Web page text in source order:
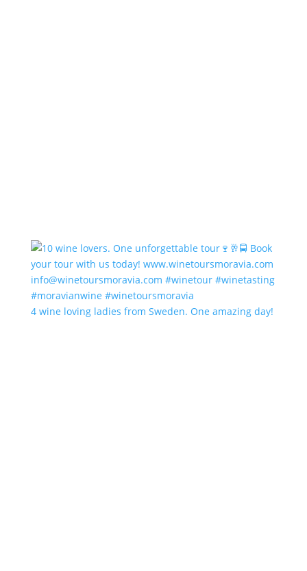
4 wine loving ladies from Sweden. One amazing day!